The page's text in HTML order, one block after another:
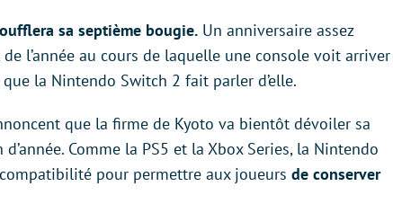
sa septième bougie. Un anniversaire assez
l’année au cours de laquelle une console voit arriver
la Nintendo Switch 2 fait parler d’elle.
que la firme de Kyoto va bientôt dévoiler sa
Comme la PS5 et la Xbox Series, la Nintendo
pour permettre aux joueurs de conserver